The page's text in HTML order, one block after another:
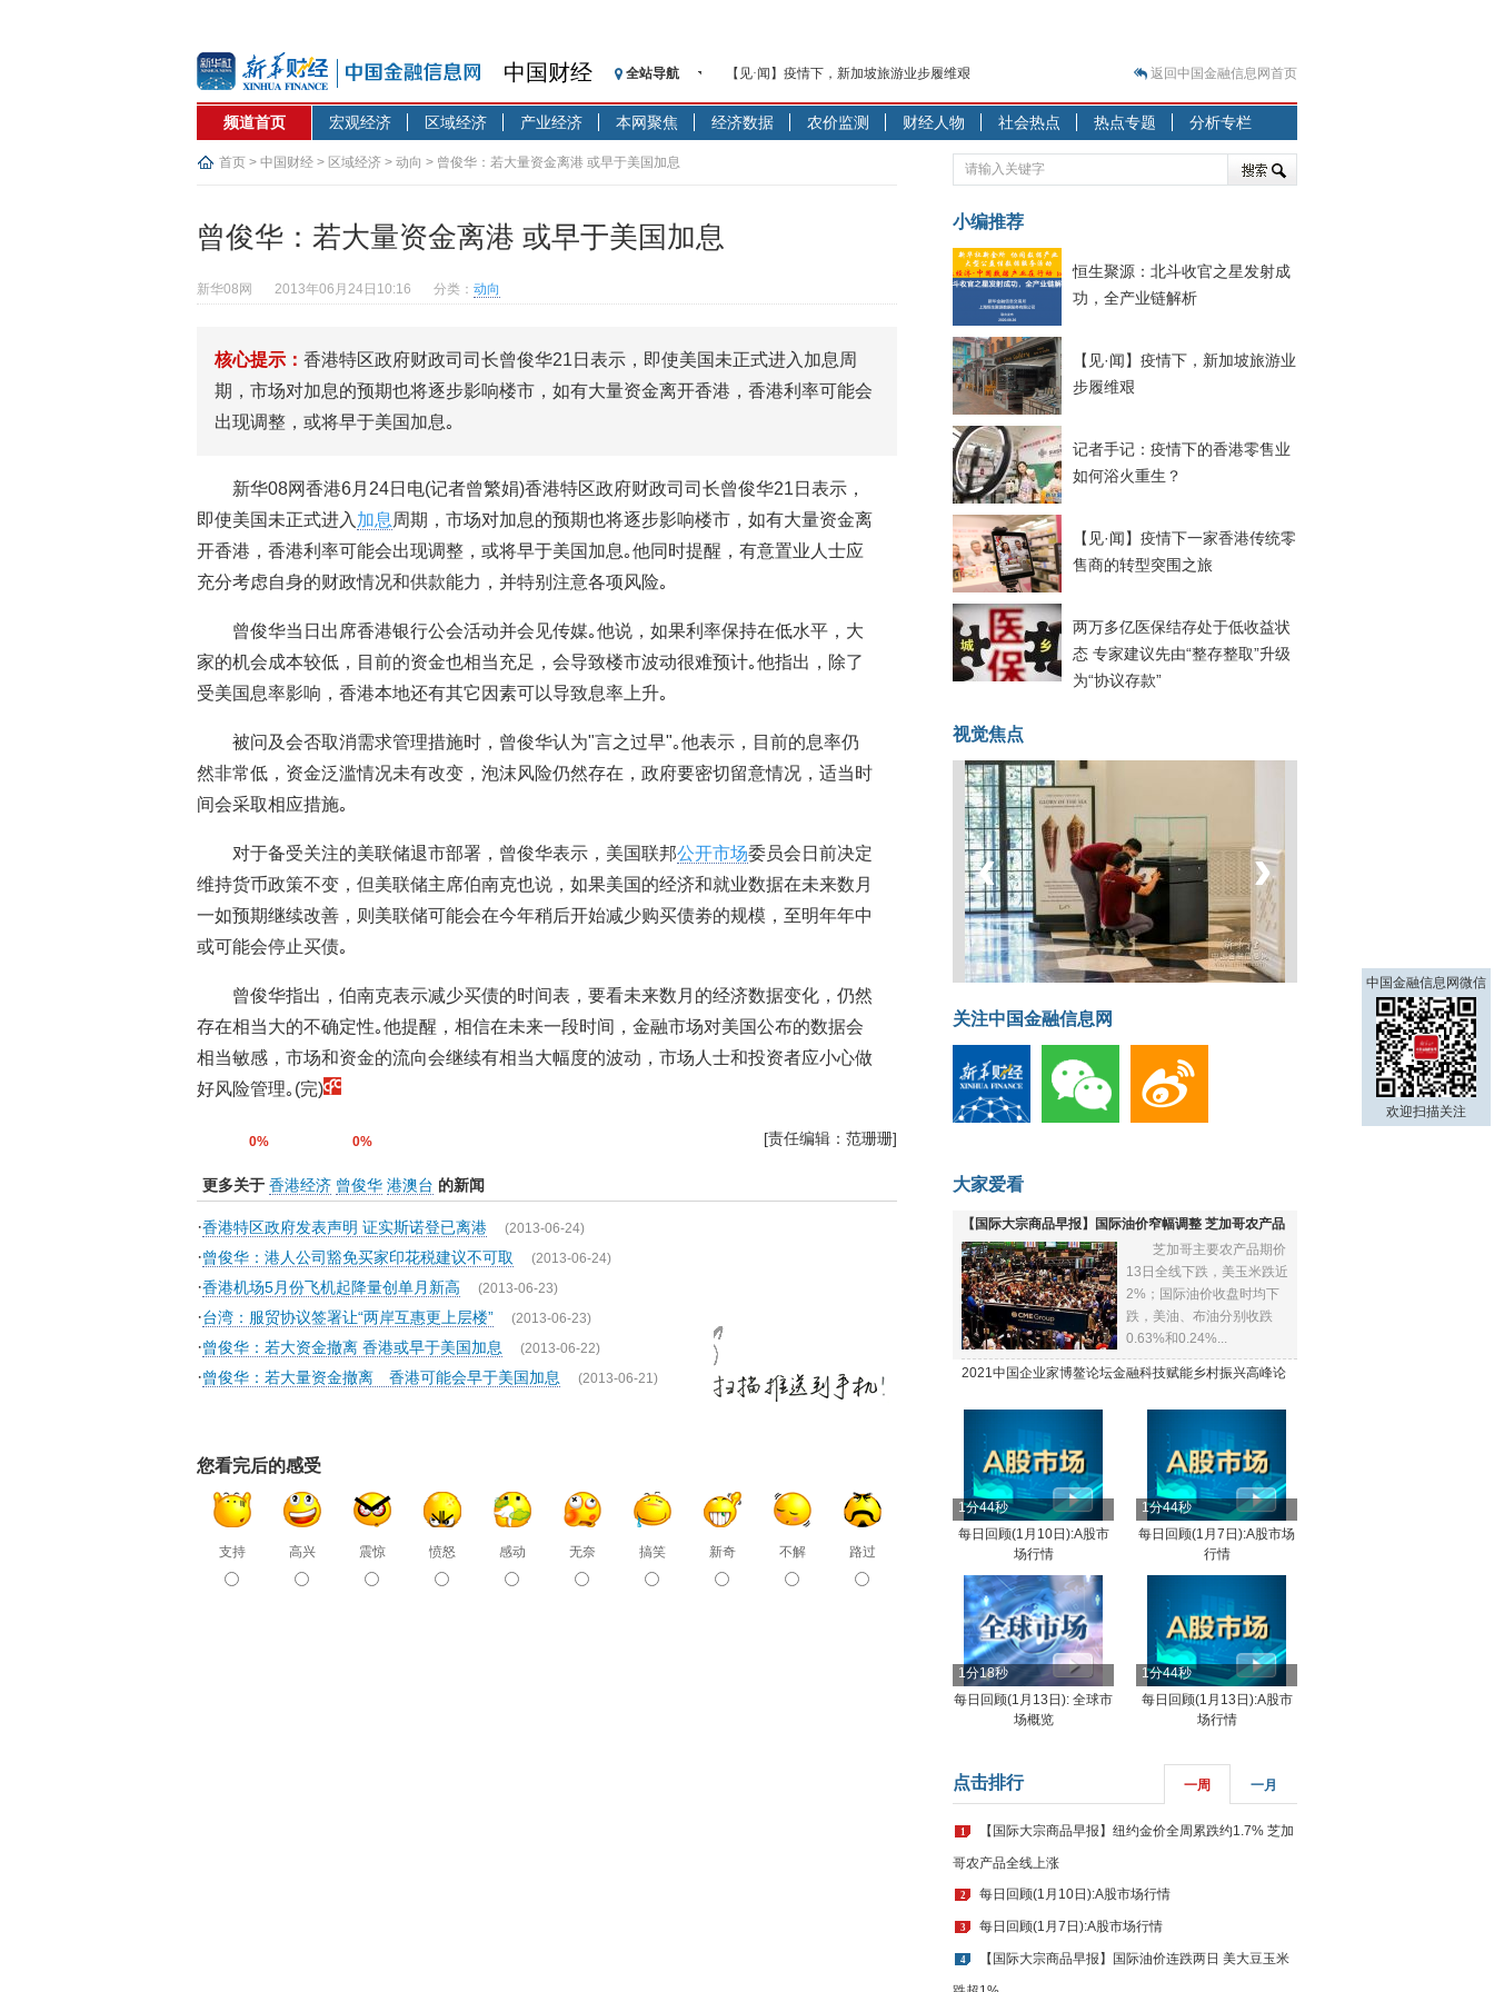
中国财经 全站导航
【见·闻】疫情下，新加坡旅游业步履维艰
记者手记：疫情下的香港零售业如何浴火重生？
【见·闻】疫情下一家香港传统零售商的转型突围之旅
济安金信：中国基金市场数据分析周报（2020. 07.27—2020.07.31）
【新华财经调查】同业存单、结构性存款玩起“跷跷板” 结构性失衡藏
央行公开市场净投放300亿元 短端资金利率明显下行
基本面及股市双轮冲击 债市回调十年期债表现最弱
沥青期货连续两日涨逾3% 沪银及两粕涨势喜人
恒生聚源：北斗收官之星发射成功，全产业链解析
济安金信：中国基金市场数据分析周报（2020. 08.17—2020.08.21）
返回中国金融信息网首页
频道首页 宏观经济 区域经济 产业经济 本网聚焦 经济数据 农价监测 财经人物 社会热点 热点专题 分析专栏
首页 > 中国财经 > 区域经济 > 动向 > 曾俊华：若大量资金离港 或早于美国加息
曾俊华：若大量资金离港 或早于美国加息
新华08网 2013年06月24日10:16 分类： 动向
核心提示： 香港特区政府财政司司长曾俊华21日表示，即使美国未正式进入加息周
期，市场对加息的预期也将逐步影响楼市，如有大量资金离开香港，香港利率可能会
出现调整，或将早于美国加息｡
新华08网香港6月24日电(记者曾繁娟)香港特区政府财政司司长曾俊华21日表示，
即使美国未正式进入 加息 周期，市场对加息的预期也将逐步影响楼市，如有大量资金离
开香港，香港利率可能会出现调整，或将早于美国加息｡他同时提醒，有意置业人士应
充分考虑自身的财政情况和供款能力，并特别注意各项风险｡
曾俊华当日出席香港银行公会活动并会见传媒｡他说，如果利率保持在低水平，大
家的机会成本较低，目前的资金也相当充足，会导致楼市波动很难预计｡他指出，除了
受美国息率影响，香港本地还有其它因素可以导致息率上升｡
被问及会否取消需求管理措施时，曾俊华认为"言之过早"｡他表示，目前的息率仍
然非常低，资金泛滥情况未有改变，泡沫风险仍然存在，政府要密切留意情况，适当时
间会采取相应措施｡
对于备受关注的美联储退市部署，曾俊华表示，美国联邦公开市场委员会日前决定
维持货币政策不变，但美联储主席伯南克也说，如果美国的经济和就业数据在未来数月
一如预期继续改善，则美联储可能会在今年稍后开始减少购买债劵的规模，至明年年中
或可能会停止买债｡
曾俊华指出，伯南克表示减少买债的时间表，要看未来数月的经济数据变化，仍然
存在相当大的不确定性｡他提醒，相信在未来一段时间，金融市场对美国公布的数据会
相当敏感，市场和资金的流向会继续有相当大幅度的波动，市场人士和投资者应小心做
好风险管理｡(完)
0% 0% [责任编辑：范珊珊]
更多关于 香港经济 曾俊华 港澳台 的新闻
·香港特区政府发表声明 证实斯诺登已离港 (2013-06-24)
·曾俊华：港人公司豁免买家印花税建议不可取 (2013-06-24)
·香港机场5月份飞机起降量创单月新高 (2013-06-23)
·台湾：服贸协议签署让“两岸互惠更上层楼” (2013-06-23)
·曾俊华：若大资金撤离 香港或早于美国加息 (2013-06-22)
·曾俊华：若大量资金撤离 香港可能会早于美国加息 (2013-06-21)
您看完后的感受
支持 高兴 震惊 愤怒 感动 无奈 搞笑 新奇 不解 路过
小编推荐
恒生聚源：北斗收官之星发射成
功，全产业链解析
【见·闻】疫情下，新加坡旅游业
步履维艰
记者手记：疫情下的香港零售业
如何浴火重生？
【见·闻】疫情下一家香港传统零
售商的转型突围之旅
两万多亿医保结存处于低收益状
态 专家建议先由“整存整取”升级
为“协议存款”
视觉焦点
菲律宾：防疫降级
‹ ›
关注中国金融信息网
大家爱看
【国际大宗商品早报】国际油价窄幅调整 芝加哥农产品
全线下跌
芝加哥主要农产品期价
13日全线下跌，美玉米跌近
2%；国际油价收盘时均下
跌，美油、布油分别收跌
0.63%和0.24%...
2021中国企业家博鳌论坛金融科技赋能乡村振兴高峰论
1分44秒
每日回顾(1月10日):A股市
场行情
1分44秒
每日回顾(1月7日):A股市场
行情
1分18秒
每日回顾(1月13日): 全球市
场概览
1分44秒
每日回顾(1月13日):A股市
场行情
点击排行 一周 一月
1 【国际大宗商品早报】纽约金价全周累跌约1.7% 芝加
哥农产品全线上涨
2 每日回顾(1月10日):A股市场行情
3 每日回顾(1月7日):A股市场行情
4 【国际大宗商品早报】国际油价连跌两日 美大豆玉米
中国金融信息网微信
欢迎扫描关注